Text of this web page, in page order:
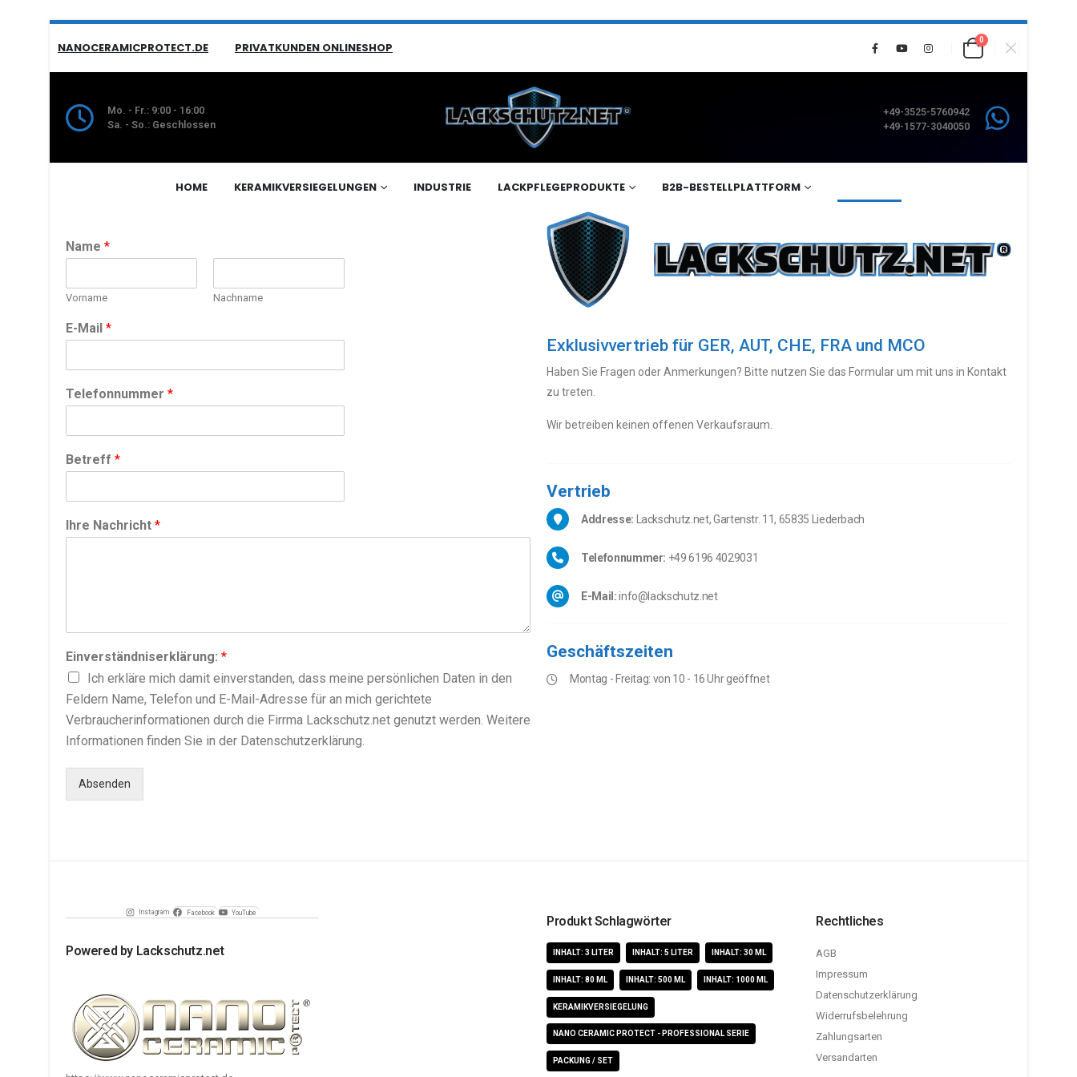
NANOCERAMICPROTECT.DE PRIVATKUNDEN ONLINESHOP
0
Mo. - Fr.: 9:00 - 16:00
Sa. - So.: Geschlossen
+49-3525-5760942
+49-1577-3040050
HOME KERAMIKVERSIEGELUNGEN INDUSTRIE LACKPFLEGEPRODUKTE B2B-BESTELLPLATTFORM
Name *
Vorname Nachname
E-Mail *
Telefonnummer *
Betreff *
Ihre Nachricht *
Einverständniserklärung: *
Ich erkläre mich damit einverstanden, dass meine persönlichen Daten in den
Feldern Name, Telefon und E-Mail-Adresse für an mich gerichtete
Verbraucherinformationen durch die Firrma Lackschutz.net genutzt werden. Weitere
Informationen finden Sie in der Datenschutzerklärung.
Absenden
Exklusivvertrieb für GER, AUT, CHE, FRA und MCO
Haben Sie Fragen oder Anmerkungen? Bitte nutzen Sie das Formular um mit uns in Kontakt
zu treten.
Wir betreiben keinen offenen Verkaufsraum.
Vertrieb
Addresse: Lackschutz.net, Gartenstr. 11, 65835 Liederbach
Telefonnummer: +49 6196 4029031
E-Mail:info@lackschutz.net
Geschäftszeiten
Montag - Freitag: von 10 - 16 Uhr geöffnet
Instagram Facebook YouTube
Powered by Lackschutz.net
Produkt Schlagwörter
INHALT: 3 LITER INHALT: 5 LITER INHALT: 30 ML
INHALT: 80 ML INHALT: 500 ML INHALT: 1000 ML
KERAMIKVERSIEGELUNG
NANO CERAMIC PROTECT - PROFESSIONAL SERIE
PACKUNG / SET
Rechtliches
AGB
Impressum
Datenschutzerklärung
Widerrufsbelehrung
Zahlungsarten
Versandarten